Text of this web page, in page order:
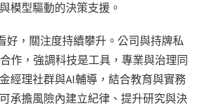
模型驅動的決策支援。
好，關注度持續攀升。公司與持牌私
作，強調科技是工具，專業與治理同
經理社群與AI輔導，結合教育與實務
承擔風險內建立紀律、提升研究與決